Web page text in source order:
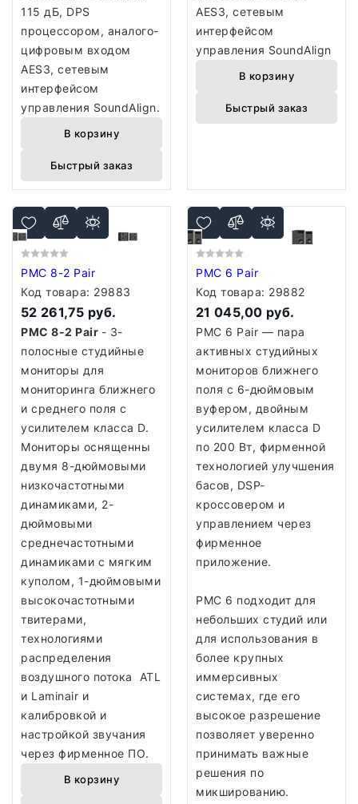
115 дБ, DPS
процессором, аналого-
цифровым входом
AES3, сетевым
интерфейсом
управления SoundAlign.
В корзину
Быстрый заказ
AES3, сетевым
интерфейсом
управления SoundAlign
В корзину
Быстрый заказ
PMC 8-2 Pair
Код товара: 29883
52 261,75 руб.
PMC 8-2 Pair - 3-
полосные студийные
мониторы для
мониторинга ближнего
и среднего поля с
усилителем класса D.
Мониторы оснященны
двумя 8-дюймовыми
низкочастотными
динамиками, 2-
дюймовыми
среднечастотными
динамиками с мягким
куполом, 1-дюймовыми
высокочастотными
твитерами,
технологиями
распределения
воздушного потока ATL
и Laminair и
калибровкой и
настройкой звучания
через фирменное ПО.
В корзину
PMC 6 Pair
Код товара: 29882
21 045,00 руб.
PMC 6 Pair — пара
активных студийных
мониторов ближнего
поля с 6-дюймовым
вуфером, двойным
усилителем класса D
по 200 Вт, фирменной
технологией улучшения
басов, DSP-
кроссовером и
управлением через
фирменное
приложение.
PMC 6 подходит для
небольших студий или
для использования в
более крупных
иммерсивных
системах, где его
высокое разрешение
позволяет уверенно
принимать важные
решения по
микшированию.